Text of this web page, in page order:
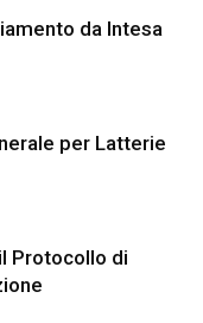
da Intesa
per Latterie
Protocollo di